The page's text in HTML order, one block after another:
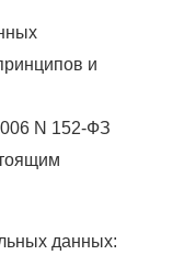
и
N 152-ФЗ
данных: